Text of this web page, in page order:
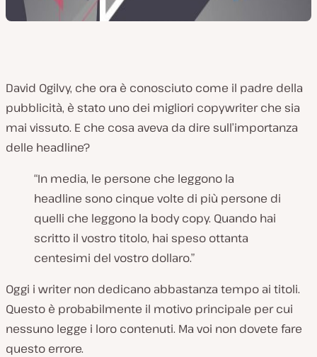
David Ogilvy, che ora è conosciuto come il padre della
pubblicità, è stato uno dei migliori copywriter che sia
mai vissuto. E che cosa aveva da dire sull’importanza
delle headline?
“In media, le persone che leggono la
headline sono cinque volte di più persone di
quelli che leggono la body copy. Quando hai
scritto il vostro titolo, hai speso ottanta
centesimi del vostro dollaro.”
Oggi i writer non dedicano abbastanza tempo ai titoli.
Questo è probabilmente il motivo principale per cui
nessuno legge i loro contenuti. Ma voi non dovete fare
questo errore.